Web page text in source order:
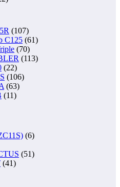
(107)
C125 (61)
(70)
(113)
(22)
(106)
(63)
(11)
(6)
(51)
(41)